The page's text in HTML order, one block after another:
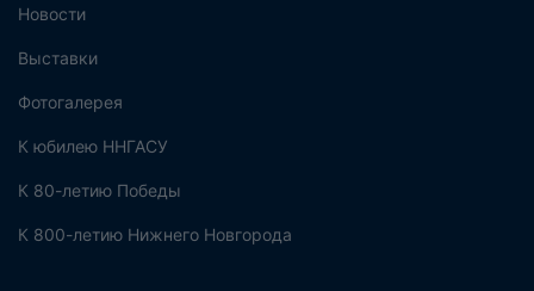
Новости
Выставки
Фотогалерея
К юбилею ННГАСУ
К 80-летию Победы
К 800-летию Нижнего Новгорода